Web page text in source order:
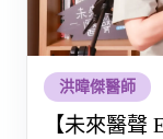
洪暐傑醫師
【未來醫聲